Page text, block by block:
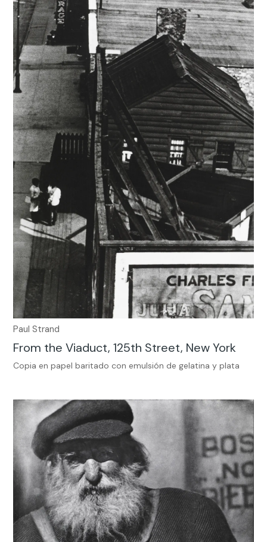
Paul Strand
From the Viaduct, 125th Street, New York
Copia en papel baritado con emulsión de gelatina y plata